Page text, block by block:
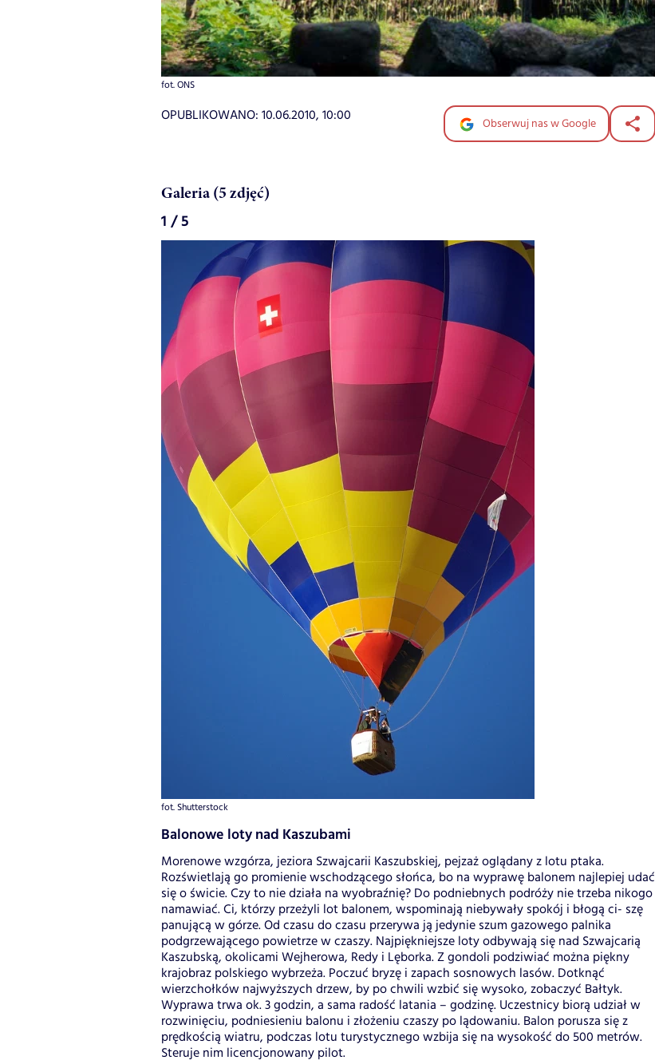
fot. ONS
OPUBLIKOWANO: 10.06.2010, 10:00 Obserwuj nas w Google
Galeria (5 zdjęć)
1 / 5
fot. Shutterstock
Balonowe loty nad Kaszubami
Morenowe wzgórza, jeziora Szwajcarii Kaszubskiej, pejzaż oglądany z lotu ptaka.
Rozświetlają go promienie wschodzącego słońca, bo na wyprawę balonem najlepiej udać
się o świcie. Czy to nie działa na wyobraźnię? Do podniebnych podróży nie trzeba nikogo
namawiać. Ci, którzy przeżyli lot balonem, wspominają niebywały spokój i błogą ci- szę
panującą w górze. Od czasu do czasu przerywa ją jedynie szum gazowego palnika
podgrzewającego powietrze w czaszy. Najpiękniejsze loty odbywają się nad Szwajcarią
Kaszubską, okolicami Wejherowa, Redy i Lęborka. Z gondoli podziwiać można piękny
krajobraz polskiego wybrzeża. Poczuć bryzę i zapach sosnowych lasów. Dotknąć
wierzchołków najwyższych drzew, by po chwili wzbić się wysoko, zobaczyć Bałtyk.
Wyprawa trwa ok. 3 godzin, a sama radość latania – godzinę. Uczestnicy biorą udział w
rozwinięciu, podniesieniu balonu i złożeniu czaszy po lądowaniu. Balon porusza się z
prędkością wiatru, podczas lotu turystycznego wzbija się na wysokość do 500 metrów.
Steruje nim licencjonowany pilot.